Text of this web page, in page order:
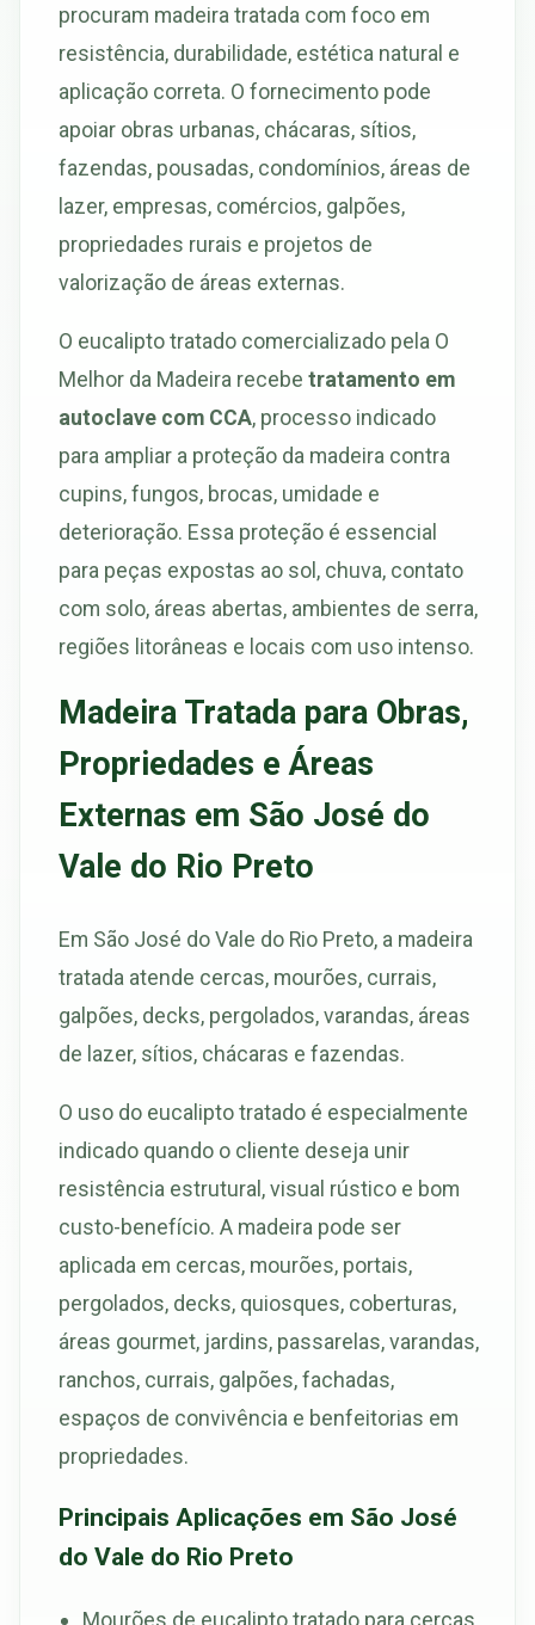
procuram madeira tratada com foco em
resistência, durabilidade, estética natural e
aplicação correta. O fornecimento pode
apoiar obras urbanas, chácaras, sítios,
fazendas, pousadas, condomínios, áreas de
lazer, empresas, comércios, galpões,
propriedades rurais e projetos de
valorização de áreas externas.
O eucalipto tratado comercializado pela O
Melhor da Madeira recebe tratamento em
autoclave com CCA, processo indicado
para ampliar a proteção da madeira contra
cupins, fungos, brocas, umidade e
deterioração. Essa proteção é essencial
para peças expostas ao sol, chuva, contato
com solo, áreas abertas, ambientes de serra,
regiões litorâneas e locais com uso intenso.
Madeira Tratada para Obras,
Propriedades e Áreas
Externas em São José do
Vale do Rio Preto
Em São José do Vale do Rio Preto, a madeira
tratada atende cercas, mourões, currais,
galpões, decks, pergolados, varandas, áreas
de lazer, sítios, chácaras e fazendas.
O uso do eucalipto tratado é especialmente
indicado quando o cliente deseja unir
resistência estrutural, visual rústico e bom
custo-benefício. A madeira pode ser
aplicada em cercas, mourões, portais,
pergolados, decks, quiosques, coberturas,
áreas gourmet, jardins, passarelas, varandas,
ranchos, currais, galpões, fachadas,
espaços de convivência e benfeitorias em
propriedades.
Principais Aplicações em São José
do Vale do Rio Preto